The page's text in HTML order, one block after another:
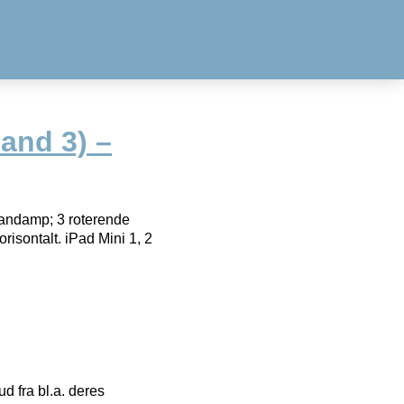
3) –
3 roterende
iPad Mini 1, 2
fra bl.a. deres